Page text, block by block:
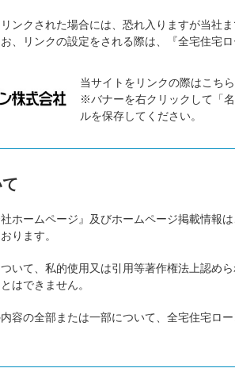
ンクされた場合には、恐れ入りますが当社
、リンクの設定をされる際は、『全宅住宅
当サイトをリンクの際はこち
※バナーを右クリックして「
ルを保存してください。
社ホームページ』及びホームページ掲載情報
ります。
いて、私的使用又は引用等著作権法上認め
はできません。
容の全部または一部について、全宅住宅ロ